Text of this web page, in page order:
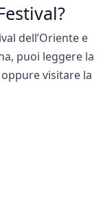
dell’Oriente e
puoi leggere la
visitare la